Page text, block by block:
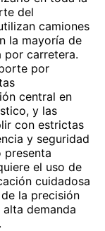
del
camiones
la mayoría de
por carretera.
por
central en
y las
con estrictas
y seguridad
presenta
el uso de
cuidadosa
la precisión
demanda